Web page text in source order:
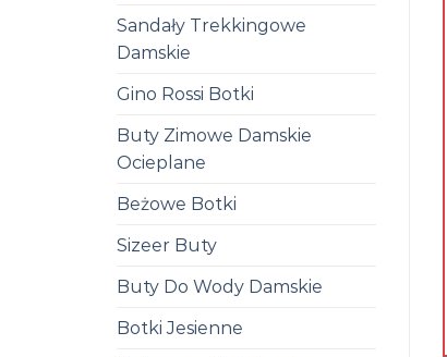
Sandały Trekkingowe
Damskie
Gino Rossi Botki
Buty Zimowe Damskie
Ocieplane
Beżowe Botki
Sizeer Buty
Buty Do Wody Damskie
Botki Jesienne